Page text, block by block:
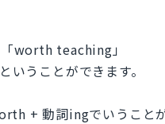
worth teaching」
いうことができます。
+ 動詞ingでいうことが